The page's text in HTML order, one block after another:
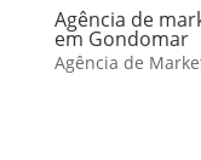
Agência de
em Gondomar
Agência de